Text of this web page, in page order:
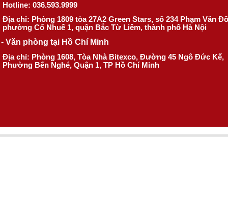
Hotline: 036.593.9999
Địa chỉ: Phòng 1809 tòa 27A2 Green Stars, số 234 Phạm Văn
phường Cổ Nhuế 1, quận Bắc Từ Liêm, thành phố Hà Nội
- Văn phòng tại Hồ Chí Minh
Địa chỉ: Phòng 1608, Tòa Nhà Bitexco, Đường 45 Ngô Đức Kế,
Phường Bến Nghé, Quận 1, TP Hồ Chí Minh